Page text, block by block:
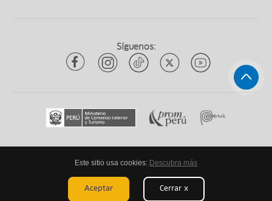
Síguenos:
Todos los derechos reservadosytuqueplanes 2026
Este sitio usa cookies: Descubra más
Aceptar Cerrar x